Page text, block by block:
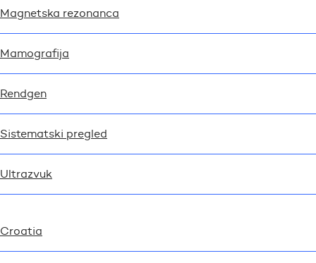
Magnetska rezonanca
Mamografija
Rendgen
Sistematski pregled
Ultrazvuk
Croatia